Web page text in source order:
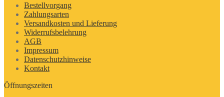
Bestellvorgang
Zahlungsarten
Versandkosten und Lieferung
Widerrufsbelehrung
AGB
Impressum
Datenschutzhinweise
Kontakt
Öffnungszeiten